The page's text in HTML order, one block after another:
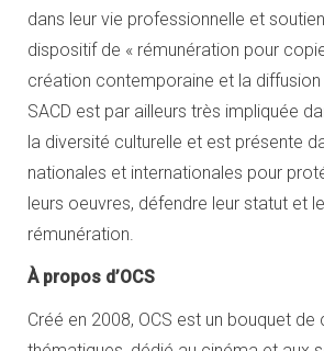
dans leur vie professionnelle et
dispositif de « rémunération pour
création contemporaine et la
SACD est par ailleurs très impliquée
la diversité culturelle et est présente
nationales et internationales pour
leurs oeuvres, défendre leur statut et
rémunération.
À propos d’OCS
Créé en 2008, OCS est un bouquet de